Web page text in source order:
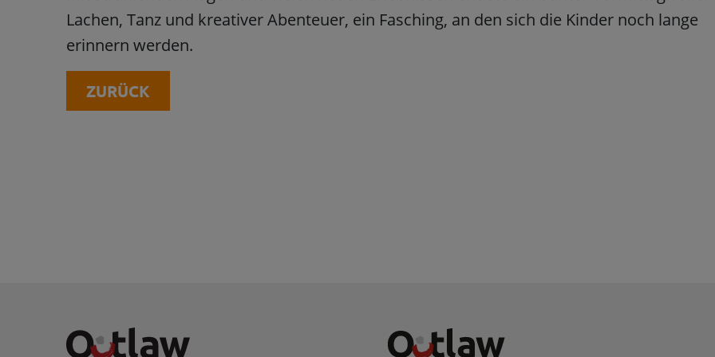
Lachen, Tanz und kreativer Abenteuer, ein Fasching, an den sich die Kinder noch lange
erinnern werden.
ZURÜCK